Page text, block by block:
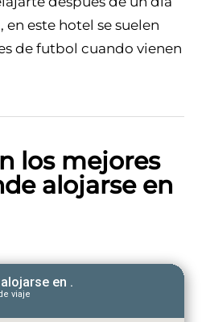
este hotel se suelen
de futbol cuando vienen
los mejores
alojarse en